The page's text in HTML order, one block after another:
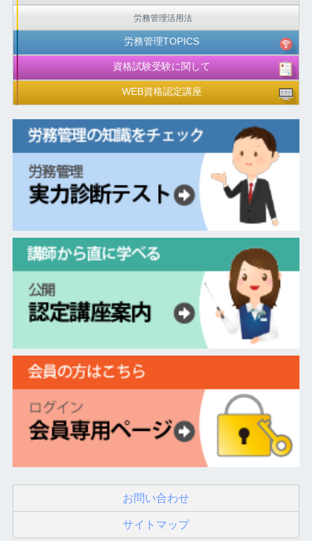
労務管理活用法
労務管理TOPICS
資格試験受験に関して
WEB資格認定講座
お問い合わせ
サイトマップ